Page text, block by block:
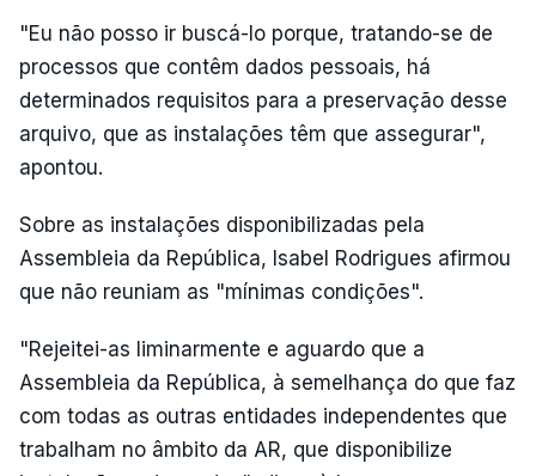
"Eu não posso ir buscá-lo porque, tratando-se de
processos que contêm dados pessoais, há
determinados requisitos para a preservação desse
arquivo, que as instalações têm que assegurar",
apontou.
Sobre as instalações disponibilizadas pela
Assembleia da República, Isabel Rodrigues afirmou
que não reuniam as "mínimas condições".
"Rejeitei-as liminarmente e aguardo que a
Assembleia da República, à semelhança do que faz
com todas as outras entidades independentes que
trabalham no âmbito da AR, que disponibilize